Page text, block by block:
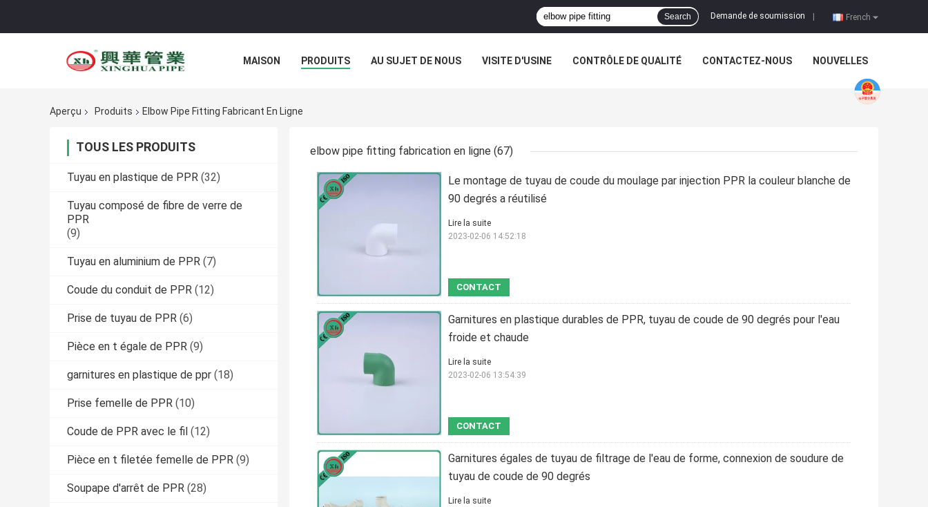
French
Demande de soumission
Search
MAISON PRODUITS AU SUJET DE NOUS VISITE D'USINE CONTRÔLE DE QUALITÉ CONTACTEZ-NOUS NOUVELLES
Aperçu Produits Elbow Pipe Fitting Fabricant En Ligne
TOUS LES PRODUITS
Tuyau en plastique de PPR (32)
Tuyau composé de fibre de verre de
PPR
(9)
Tuyau en aluminium de PPR (7)
Coude du conduit de PPR (12)
Prise de tuyau de PPR (6)
Pièce en t égale de PPR (9)
garnitures en plastique de ppr (18)
Prise femelle de PPR (10)
Coude de PPR avec le fil (12)
Pièce en t filetée femelle de PPR (9)
Soupape d'arrêt de PPR (28)
elbow pipe fitting fabrication en ligne (67)
Le montage de tuyau de coude du moulage par injection PPR la couleur blanche de
90 degrés a réutilisé
CONTACT
Lire la suite
2023-02-06 14:52:18
Garnitures en plastique durables de PPR, tuyau de coude de 90 degrés pour l'eau
froide et chaude
CONTACT
Lire la suite
2023-02-06 13:54:39
Garnitures égales de tuyau de filtrage de l'eau de forme, connexion de soudure de
tuyau de coude de 90 degrés
Lire la suite